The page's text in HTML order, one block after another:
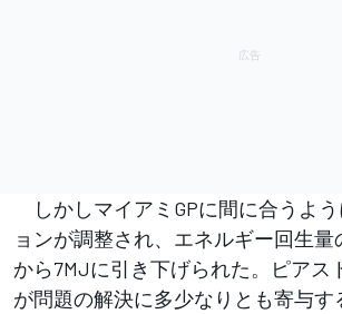
しかしマイアミGPに間に合うよ
ョンが調整され、エネルギー回生量
から7MJに引き下げられた。ピアス
が問題の解決に多少なりとも寄与す